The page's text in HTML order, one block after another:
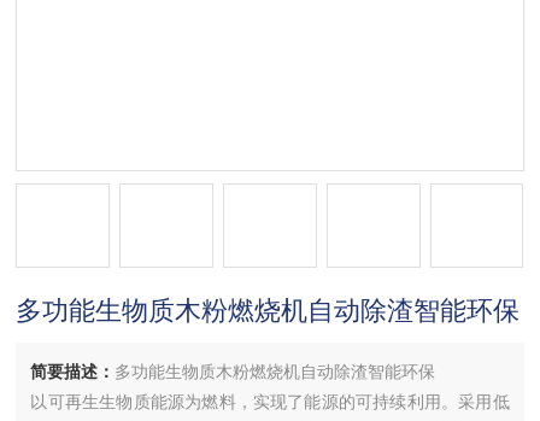
多功能生物质木粉燃烧机自动除渣智能环保
简要描述： 多功能生物质木粉燃烧机自动除渣智能环保
以可再生生物质能源为燃料，实现了能源的可持续利用。采用低